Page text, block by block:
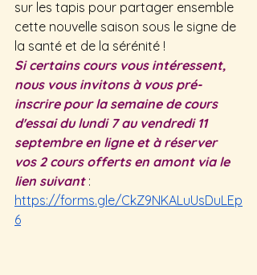
sur les tapis pour partager ensemble
cette nouvelle saison sous le signe de
la santé et de la sérénité !
Si certains cours vous intéressent,
nous vous invitons à vous pré-
inscrire pour la semaine de cours
d'essai du lundi 7 au vendredi 11
septembre en ligne et à réserver
vos 2 cours offerts en amont via le
lien suivant :
https://forms.gle/CkZ9NKALuUsDuLEp
6